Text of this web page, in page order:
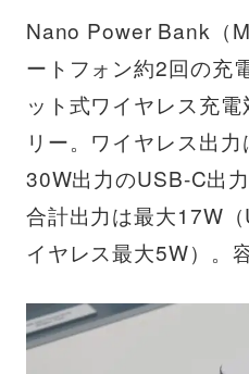
Nano Power Bank（
ートフォン約2回の充
ット式ワイヤレス充
リー。ワイヤレス出
30W出力のUSB-C出
合計出力は最大17W
イヤレス最大5W）。